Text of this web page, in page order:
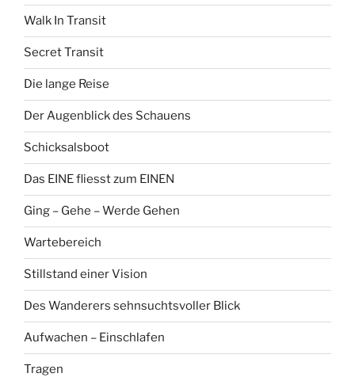
Walk In Transit
Secret Transit
Die lange Reise
Der Augenblick des Schauens
Schicksalsboot
Das EINE fliesst zum EINEN
Ging – Gehe – Werde Gehen
Wartebereich
Stillstand einer Vision
Des Wanderers sehnsuchtsvoller Blick
Aufwachen – Einschlafen
Tragen